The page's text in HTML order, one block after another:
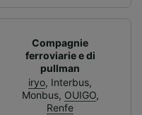
Compagnie
ferroviarie e di
pullman
iryo, Interbus,
Monbus, OUIGO,
Renfe